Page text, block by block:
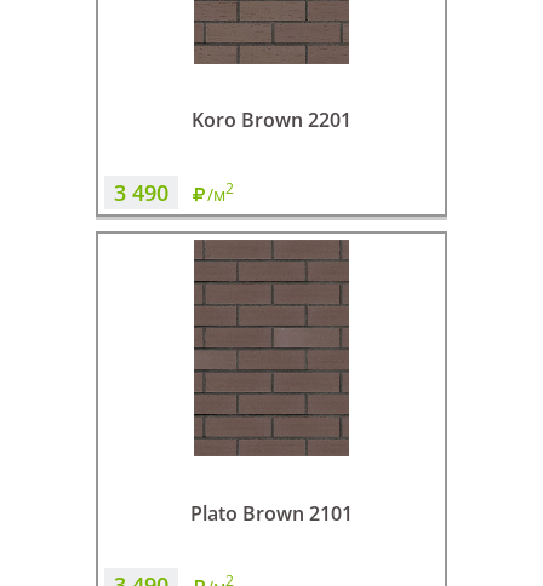
Koro Brown 2201
3 490 /м2
Plato Brown 2101
2